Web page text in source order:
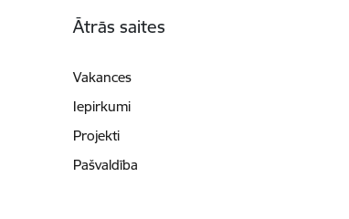
Ātrās saites
Vakances
Iepirkumi
Projekti
Pašvaldība